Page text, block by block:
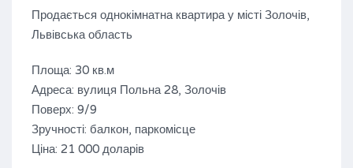
Продається однокімнатна квартира у місті Золочів,
Львівська область
Площа: 30 кв.м
Адреса: вулиця Польна 28, Золочів
Поверх: 9/9
Зручності: балкон, паркомісце
Ціна: 21 000 доларів